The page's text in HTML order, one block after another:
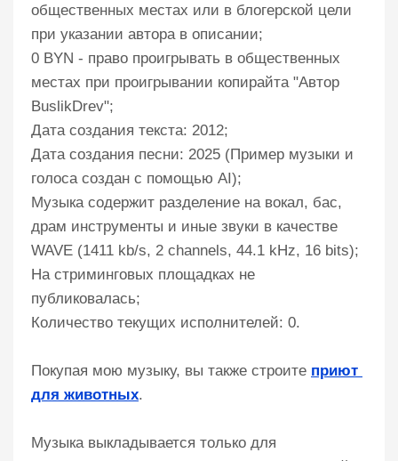
общественных местах или в блогерской цели
при указании автора в описании;
0 BYN - право проигрывать в общественных
местах при проигрывании копирайта "Автор
BuslikDrev";
Дата создания текста: 2012;
Дата создания песни: 2025 (Пример музыки и
голоса создан с помощью AI);
Музыка содержит разделение на вокал, бас,
драм инструменты и иные звуки в качестве
WAVE (1411 kb/s, 2 channels, 44.1 kHz, 16 bits);
На стриминговых площадках не
публиковалась;
Количество текущих исполнителей: 0.
Покупая мою музыку, вы также строите приют
для животных.
Музыка выкладывается только для